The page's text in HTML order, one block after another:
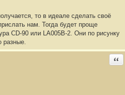
то в идеале сделать своё
нам. Тогда будет проще
CD-90 или LA005B-2. Они по рисунку
разные.